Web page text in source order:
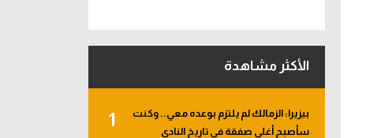
الأكثر مشاهدة
1
بيزيرا: الزمالك لم يلتزم بوعده معي.. وكنت
سأصبح أغلى صفقة في تاريخ النادي